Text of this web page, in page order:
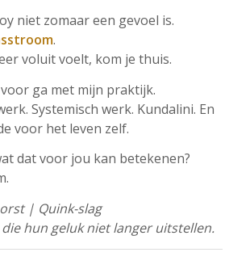
niet zomaar een gevoel is.
.
voluit voelt, kom je thuis.
ga met mijn praktijk.
Systemisch werk. Kundalini. En
voor het leven zelf.
dat voor jou kan betekenen?
| Quink-slag
hun geluk niet langer uitstellen.